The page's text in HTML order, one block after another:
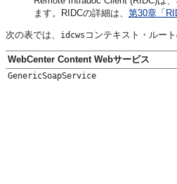
ます。RIDCの詳細は、 第30章「
次の表では、 idcws コンテキスト・ルー
WebCenter Content Webサービス
GenericSoapService